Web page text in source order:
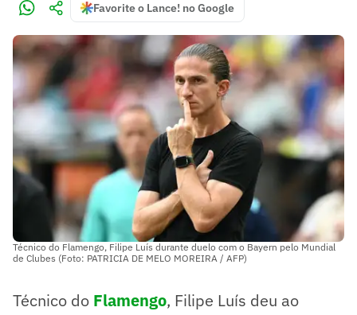
Favorite o Lance! no Google
Técnico do Flamengo, Filipe Luís durante duelo com o Bayern pelo Mundial
de Clubes (Foto: PATRICIA DE MELO MOREIRA / AFP)
Técnico do Flamengo, Filipe Luís deu ao